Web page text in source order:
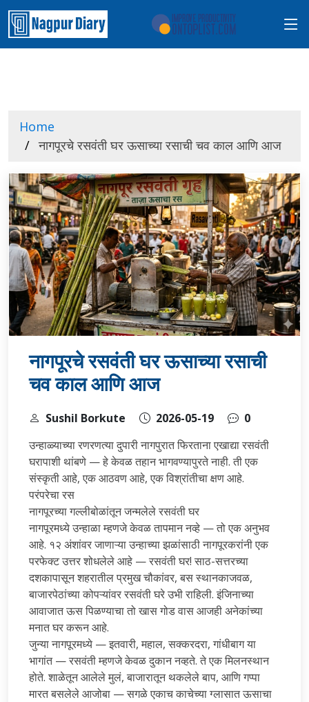
Home
नागपूरचे रसवंती घर ऊसाच्या रसाची चव काल आणि आज
नागपूरचे रसवंती घर ऊसाच्या रसाची
चव काल आणि आज
Sushil Borkute 2026-05-19
0
उन्हाळ्याच्या रणरणत्या दुपारी नागपुरात फिरताना एखाद्या रसवंती
घरापाशी थांबणे — हे केवळ तहान भागवण्यापुरते नाही. ती एक
संस्कृती आहे, एक आठवण आहे, एक विश्रांतीचा क्षण आहे.
परंपरेचा रस
नागपूरच्या गल्लीबोळांतून जन्मलेले रसवंती घर
नागपूरमध्ये उन्हाळा म्हणजे केवळ तापमान नव्हे — तो एक अनुभव
आहे. १२ अंशांवर जाणाऱ्या उन्हाच्या झळांसाठी नागपूरकरांनी एक
परफेक्ट उत्तर शोधलेले आहे — रसवंती घर! साठ-सत्तरच्या
दशकापासून शहरातील प्रमुख चौकांवर, बस स्थानकाजवळ,
बाजारपेठांच्या कोपऱ्यांवर रसवंती घरे उभी राहिली. इंजिनाच्या
आवाजात ऊस पिळण्याचा तो खास गोड वास आजही अनेकांच्या
मनात घर करून आहे.
जुन्या नागपूरमध्ये — इतवारी, महाल, सक्करदरा, गांधीबाग या
भागांत — रसवंती म्हणजे केवळ दुकान नव्हते. ते एक मिलनस्थान
होते. शाळेतून आलेले मुलं, बाजारातून थकलेले बाप, आणि गप्पा
मारत बसलेले आजोबा — सगळे एकाच काचेच्या ग्लासात ऊसाचा